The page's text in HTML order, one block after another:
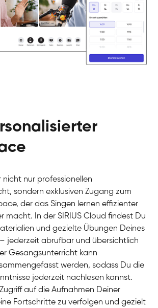
nicht nur professionellen
sondern exklusiven Zugang zum
der das Singen lernen effizienter
macht. In der SIRIUS Cloud findest Du
und gezielte Übungen Deines
jederzeit abrufbar und übersichtlich
Gesangsunterricht kann
werden, sodass Du die
jederzeit nachlesen kannst.
auf die Aufnahmen Deiner
Fortschritte zu verfolgen und gezielt